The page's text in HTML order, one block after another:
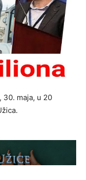
30. maja, u 20